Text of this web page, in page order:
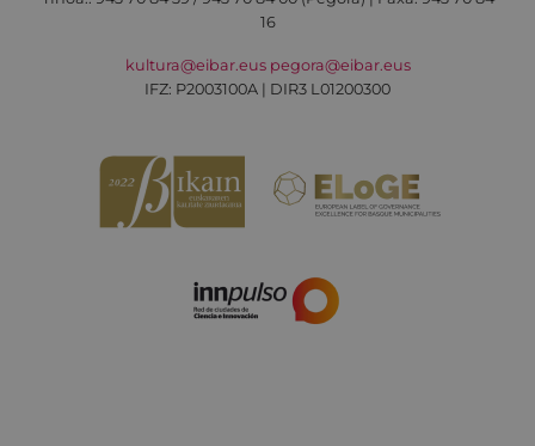
16
kultura@eibar.eus pegora@eibar.eus
IFZ: P2003100A | DIR3 L01200300